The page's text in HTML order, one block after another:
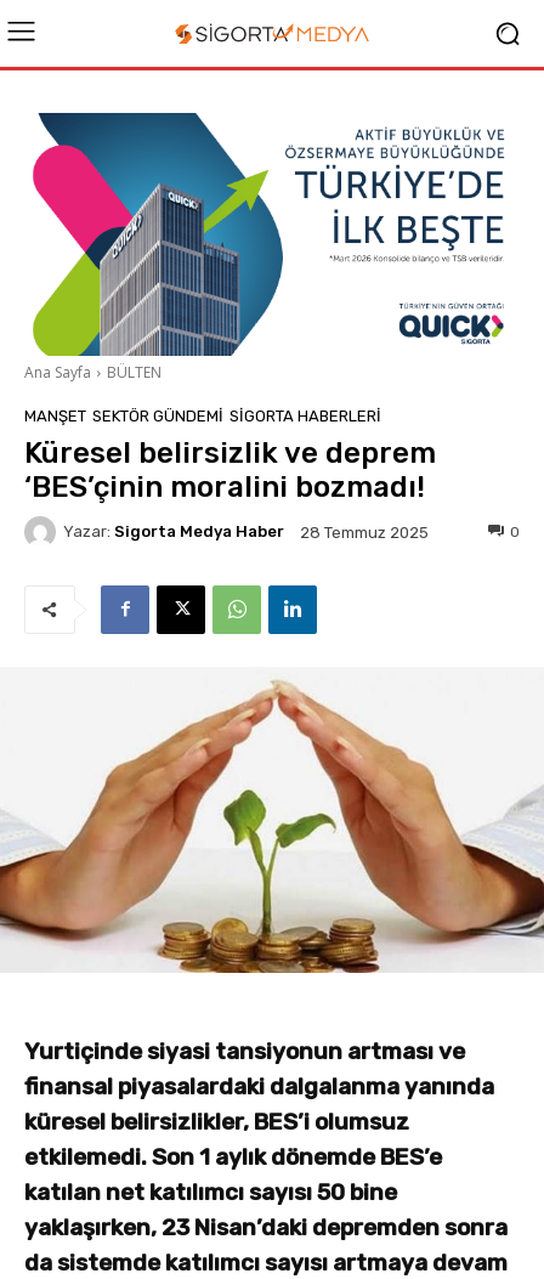
Ana Sayfa BÜLTEN
MANŞET SEKTÖR GÜNDEMİ SIGORTA HABERLERI
Küresel belirsizlik ve deprem
‘BES’çinin moralini bozmadı!
Yazar: Sigorta Medya Haber 28 Temmuz 2025 0
Yurtiçinde siyasi tansiyonun artması ve
finansal piyasalardaki dalgalanma yanında
küresel belirsizlikler, BES’i olumsuz
etkilemedi. Son 1 aylık dönemde BES’e
katılan net katılımcı sayısı 50 bine
yaklaşırken, 23 Nisan’daki depremden sonra
da sistemde katılımcı sayısı artmaya devam